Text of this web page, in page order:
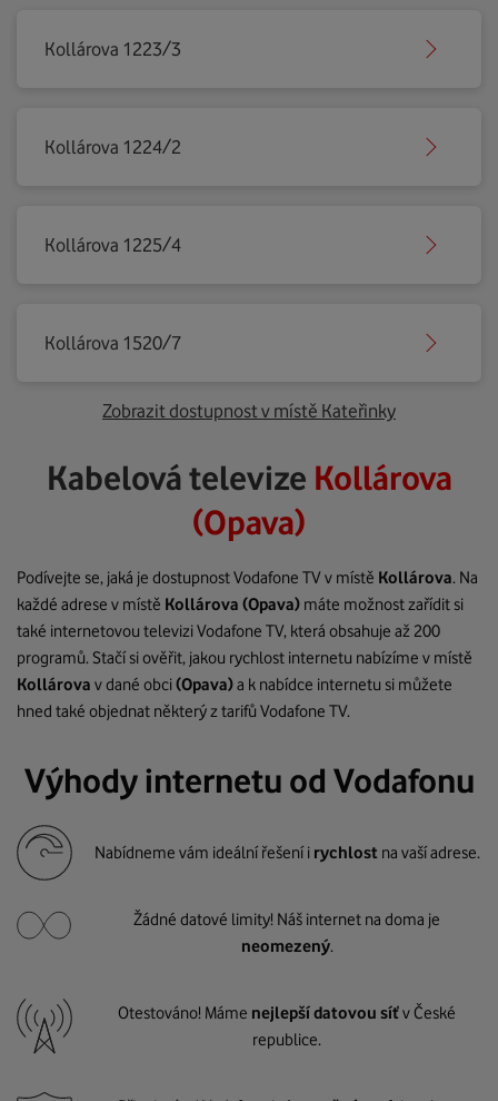
Kollárova 1223/3
Kollárova 1224/2
Kollárova 1225/4
Kollárova 1520/7
Zobrazit dostupnost v místě Kateřinky
Kabelová televize Kollárova
(Opava)
Podívejte se, jaká je dostupnost Vodafone TV v místě Kollárova. Na
každé adrese v místě Kollárova (Opava) máte možnost zařídit si
také internetovou televizi Vodafone TV, která obsahuje až 200
programů. Stačí si ověřit, jakou rychlost internetu nabízíme v místě
Kollárova v dané obci(Opava)a k nabídce internetu si můžete
hned také objednat některý z tarifů Vodafone TV.
Výhody internetu od Vodafonu
Nabídneme vám ideální řešení i rychlost na vaší adrese.
Žádné datové limity! Náš internet na doma je
neomezený.
Otestováno! Máme nejlepší datovou síťv České
republice.